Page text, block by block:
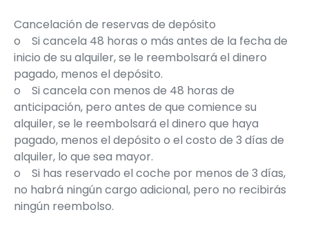
Cancelación de reservas de depósito
o
Si cancela 48 horas o más antes de la fecha de
inicio de su alquiler, se le reembolsará el dinero
pagado, menos el depósito.
o
Si cancela con menos de 48 horas de
anticipación, pero antes de que comience su
alquiler, se le reembolsará el dinero que haya
pagado, menos el depósito o el costo de 3 días de
alquiler, lo que sea mayor.
o
Si has reservado el coche por menos de 3 días,
no habrá ningún cargo adicional, pero no recibirás
ningún reembolso.